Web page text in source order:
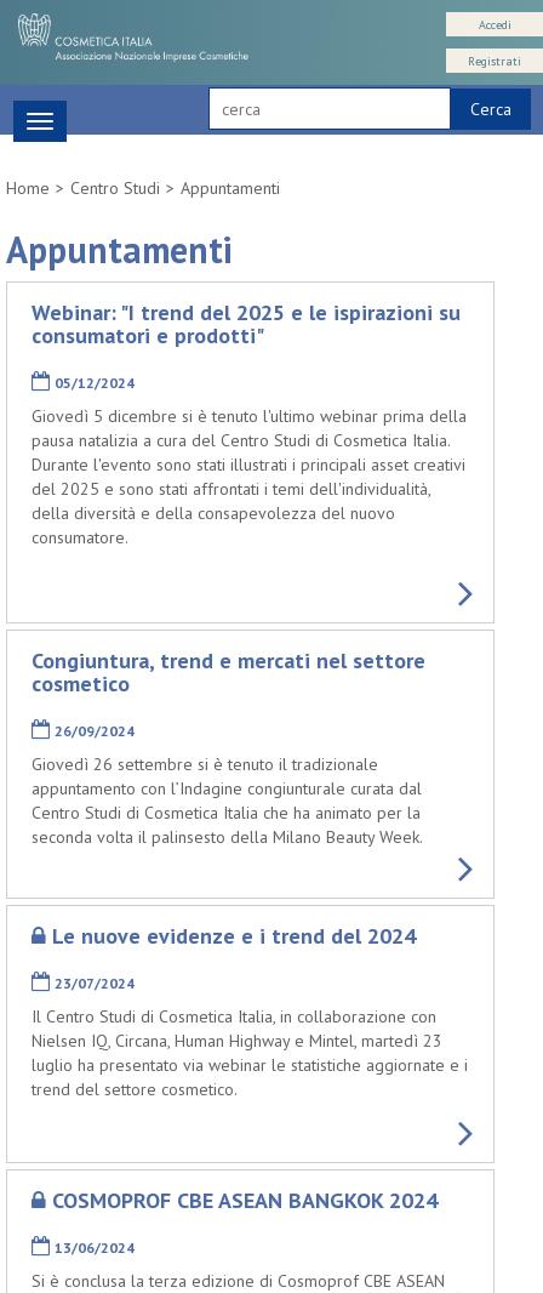
Cerca
Accedi
Registrati
Toggle
navigation
Home
Centro Studi Appuntamenti
Appuntamenti
Webinar: "I trend del 2025 e le ispirazioni su
consumatori e prodotti"
05/12/2024
Giovedì 5 dicembre si è tenuto l'ultimo webinar prima della
pausa natalizia a cura del Centro Studi di Cosmetica Italia.
Durante l'evento sono stati illustrati i principali asset creativi
del 2025 e sono stati affrontati i temi dell'individualità,
della diversità e della consapevolezza del nuovo
consumatore.
Congiuntura, trend e mercati nel settore
cosmetico
26/09/2024
Giovedì 26 settembre si è tenuto il tradizionale
appuntamento con l’Indagine congiunturale curata dal
Centro Studi di Cosmetica Italia che ha animato per la
seconda volta il palinsesto della Milano Beauty Week.
Le nuove evidenze e i trend del 2024
23/07/2024
Il Centro Studi di Cosmetica Italia, in collaborazione con
Nielsen IQ, Circana, Human Highway e Mintel, martedì 23
luglio ha presentato via webinar le statistiche aggiornate e i
trend del settore cosmetico.
COSMOPROF CBE ASEAN BANGKOK 2024
13/06/2024
Si è conclusa la terza edizione di Cosmoprof CBE ASEAN